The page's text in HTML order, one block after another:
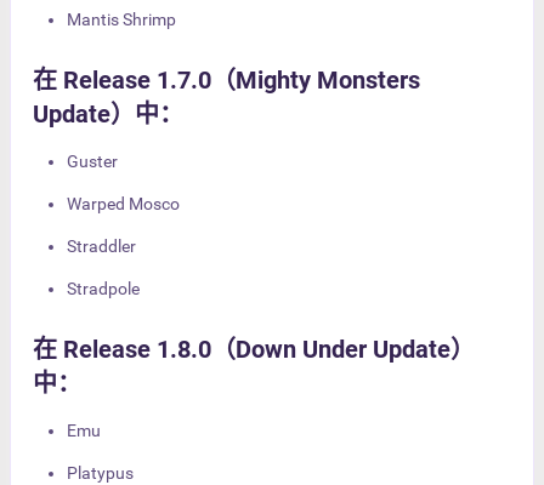
Mantis Shrimp
在 Release 1.7.0（Mighty Monsters
Update）中：
Guster
Warped Mosco
Straddler
Stradpole
在 Release 1.8.0（Down Under Update）
中：
Emu
Platypus